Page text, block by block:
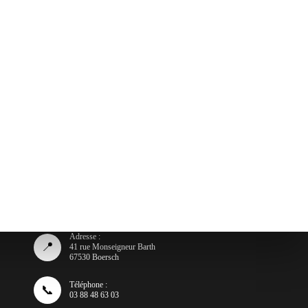
📍
Adresse :
41 rue Monseigneur Barth
67530 Boersch
📞
Téléphone :
03 88 48 63 03